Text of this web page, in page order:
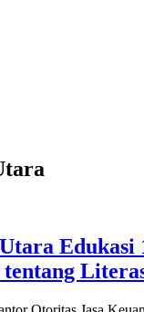
Edukasi
tentang